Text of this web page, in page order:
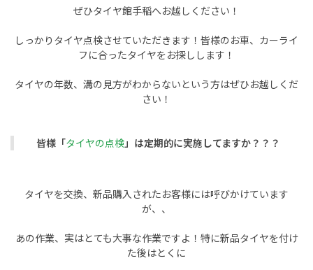
ぜひタイヤ館手稲へお越しください！
しっかりタイヤ点検させていただきます！皆様のお車、カーライ
フに合ったタイヤをお探しします！
タイヤの年数、溝の見方がわからないという方はぜひお越しくだ
さい！
皆様「タイヤの点検」は定期的に実施してますか？？？
タイヤを交換、新品購入されたお客様には呼びかけています
が、、
あの作業、実はとても大事な作業ですよ！特に新品タイヤを付け
た後はとくに